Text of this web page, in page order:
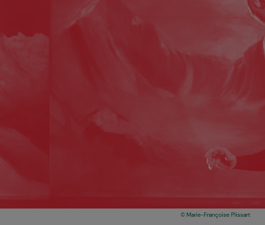
Marie-Françoise Plissart